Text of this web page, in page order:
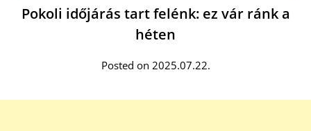
Pokoli időjárás tart felénk: ez vár ránk a
héten
Posted on 2025.07.22.